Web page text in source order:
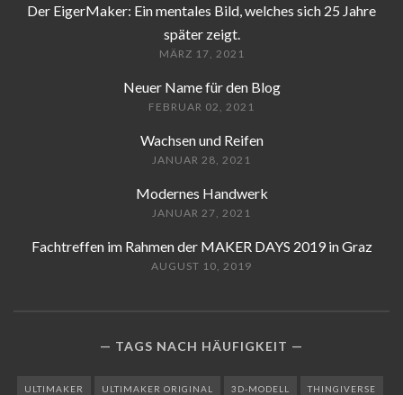
Der EigerMaker: Ein mentales Bild, welches sich 25 Jahre
später zeigt.
MÄRZ 17, 2021
Neuer Name für den Blog
FEBRUAR 02, 2021
Wachsen und Reifen
JANUAR 28, 2021
Modernes Handwerk
JANUAR 27, 2021
Fachtreffen im Rahmen der MAKER DAYS 2019 in Graz
AUGUST 10, 2019
TAGS NACH HÄUFIGKEIT
ULTIMAKER ULTIMAKER ORIGINAL 3D-MODELL THINGIVERSE